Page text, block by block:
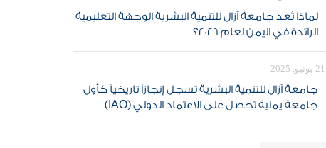
لماذا تُعد جامعة آزال للتنمية البشرية الوجهة التعليمية
الرائدة في اليمن لعام 2026؟
21 يونيو, 2025
جامعة آزال للتنمية البشرية تسجل إنجازاً تاريخياً كأول
جامعة يمنية تحصل على الاعتماد الدولي (IAO)